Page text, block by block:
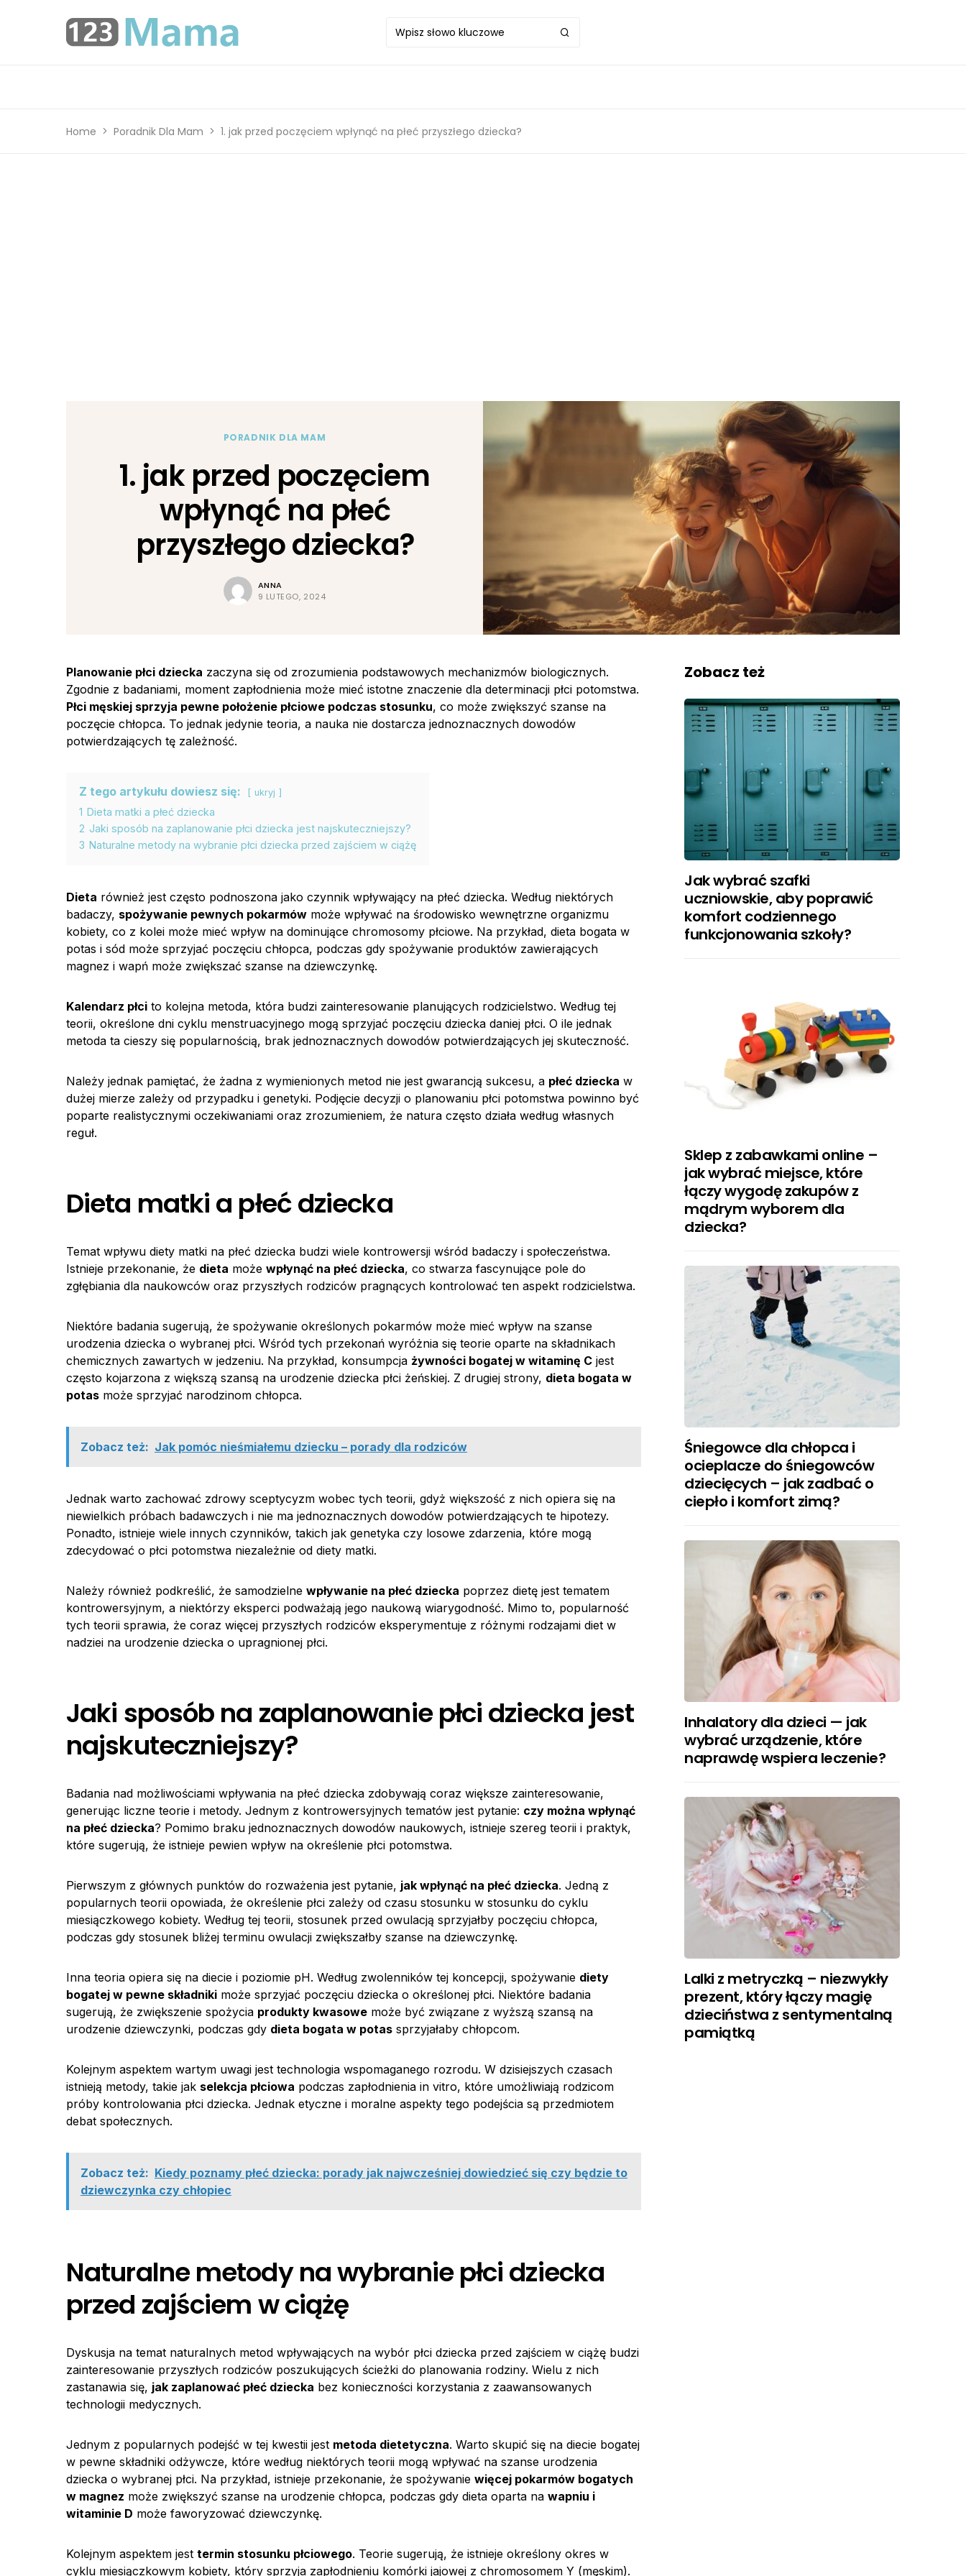
Home Poradnik Dla Mam 1. jak przed poczęciem wpłynąć na płeć przyszłego dziecka?
PORADNIK DLA MAM
1. jak przed poczęciem
wpłynąć na płeć
przyszłego dziecka?
ANNA
9 LUTEGO, 2024
Planowanie płci dziecka zaczyna się od zrozumienia podstawowych mechanizmów biologicznych.
Zgodnie z badaniami, moment zapłodnienia może mieć istotne znaczenie dla determinacji płci potomstwa.
Płci męskiej sprzyja pewne położenie płciowe podczas stosunku, co może zwiększyć szanse na
poczęcie chłopca. To jednak jedynie teoria, a nauka nie dostarcza jednoznacznych dowodów
potwierdzających tę zależność.
Z tego artykułu dowiesz się: ukryj
1 Dieta matki a płeć dziecka
2 Jaki sposób na zaplanowanie płci dziecka jest najskuteczniejszy?
3 Naturalne metody na wybranie płci dziecka przed zajściem w ciążę
Dieta również jest często podnoszona jako czynnik wpływający na płeć dziecka. Według niektórych
badaczy, spożywanie pewnych pokarmów może wpływać na środowisko wewnętrzne organizmu
kobiety, co z kolei może mieć wpływ na dominujące chromosomy płciowe. Na przykład, dieta bogata w
potas i sód może sprzyjać poczęciu chłopca, podczas gdy spożywanie produktów zawierających
magnez i wapń może zwiększać szanse na dziewczynkę.
Kalendarz płci to kolejna metoda, która budzi zainteresowanie planujących rodzicielstwo. Według tej
teorii, określone dni cyklu menstruacyjnego mogą sprzyjać poczęciu dziecka daniej płci. O ile jednak
metoda ta cieszy się popularnością, brak jednoznacznych dowodów potwierdzających jej skuteczność.
Należy jednak pamiętać, że żadna z wymienionych metod nie jest gwarancją sukcesu, a płeć dziecka w
dużej mierze zależy od przypadku i genetyki. Podjęcie decyzji o planowaniu płci potomstwa powinno być
poparte realistycznymi oczekiwaniami oraz zrozumieniem, że natura często działa według własnych
reguł.
Dieta matki a płeć dziecka
Temat wpływu diety matki na płeć dziecka budzi wiele kontrowersji wśród badaczy i społeczeństwa.
Istnieje przekonanie, że dieta może wpłynąć na płeć dziecka, co stwarza fascynujące pole do
zgłębiania dla naukowców oraz przyszłych rodziców pragnących kontrolować ten aspekt rodzicielstwa.
Niektóre badania sugerują, że spożywanie określonych pokarmów może mieć wpływ na szanse
urodzenia dziecka o wybranej płci. Wśród tych przekonań wyróżnia się teorie oparte na składnikach
chemicznych zawartych w jedzeniu. Na przykład, konsumpcja żywności bogatej w witaminę C jest
często kojarzona z większą szansą na urodzenie dziecka płci żeńskiej. Z drugiej strony, dieta bogata w
potas może sprzyjać narodzinom chłopca.
Zobacz też: Jak pomóc nieśmiałemu dziecku – porady dla rodziców
Jednak warto zachować zdrowy sceptycyzm wobec tych teorii, gdyż większość z nich opiera się na
niewielkich próbach badawczych i nie ma jednoznacznych dowodów potwierdzających te hipotezy.
Ponadto, istnieje wiele innych czynników, takich jak genetyka czy losowe zdarzenia, które mogą
zdecydować o płci potomstwa niezależnie od diety matki.
Należy również podkreślić, że samodzielne wpływanie na płeć dziecka poprzez dietę jest tematem
kontrowersyjnym, a niektórzy eksperci podważają jego naukową wiarygodność. Mimo to, popularność
tych teorii sprawia, że coraz więcej przyszłych rodziców eksperymentuje z różnymi rodzajami diet w
nadziei na urodzenie dziecka o upragnionej płci.
Jaki sposób na zaplanowanie płci dziecka jest
najskuteczniejszy?
Badania nad możliwościami wpływania na płeć dziecka zdobywają coraz większe zainteresowanie,
generując liczne teorie i metody. Jednym z kontrowersyjnych tematów jest pytanie: czy można wpłynąć
na płeć dziecka? Pomimo braku jednoznacznych dowodów naukowych, istnieje szereg teorii i praktyk,
które sugerują, że istnieje pewien wpływ na określenie płci potomstwa.
Pierwszym z głównych punktów do rozważenia jest pytanie, jak wpłynąć na płeć dziecka. Jedną z
popularnych teorii opowiada, że określenie płci zależy od czasu stosunku w stosunku do cyklu
miesiączkowego kobiety. Według tej teorii, stosunek przed owulacją sprzyjałby poczęciu chłopca,
podczas gdy stosunek bliżej terminu owulacji zwiększałby szanse na dziewczynkę.
Inna teoria opiera się na diecie i poziomie pH. Według zwolenników tej koncepcji, spożywanie diety
bogatej w pewne składniki może sprzyjać poczęciu dziecka o określonej płci. Niektóre badania
sugerują, że zwiększenie spożycia produkty kwasowe może być związane z wyższą szansą na
urodzenie dziewczynki, podczas gdy dieta bogata w potas sprzyjałaby chłopcom.
Kolejnym aspektem wartym uwagi jest technologia wspomaganego rozrodu. W dzisiejszych czasach
istnieją metody, takie jak selekcja płciowa podczas zapłodnienia in vitro, które umożliwiają rodzicom
próby kontrolowania płci dziecka. Jednak etyczne i moralne aspekty tego podejścia są przedmiotem
debat społecznych.
Zobacz też: Kiedy poznamy płeć dziecka: porady jak najwcześniej dowiedzieć się czy będzie to
dziewczynka czy chłopiec
Naturalne metody na wybranie płci dziecka
przed zajściem w ciążę
Dyskusja na temat naturalnych metod wpływających na wybór płci dziecka przed zajściem w ciążę budzi
zainteresowanie przyszłych rodziców poszukujących ścieżki do planowania rodziny. Wielu z nich
zastanawia się, jak zaplanować płeć dziecka bez konieczności korzystania z zaawansowanych
technologii medycznych.
Jednym z popularnych podejść w tej kwestii jest metoda dietetyczna. Warto skupić się na diecie bogatej
w pewne składniki odżywcze, które według niektórych teorii mogą wpływać na szanse urodzenia
dziecka o wybranej płci. Na przykład, istnieje przekonanie, że spożywanie więcej pokarmów bogatych
w magnez może zwiększyć szanse na urodzenie chłopca, podczas gdy dieta oparta na wapniu i
witaminie D może faworyzować dziewczynkę.
Kolejnym aspektem jest termin stosunku płciowego. Teorie sugerują, że istnieje określony okres w
cyklu miesiączkowym kobiety, który sprzyja zapłodnieniu komórki jajowej z chromosomem Y (męskim).
Zobacz też
Jak wybrać szafki
uczniowskie, aby poprawić
komfort codziennego
funkcjonowania szkoły?
Sklep z zabawkami online –
jak wybrać miejsce, które
łączy wygodę zakupów z
mądrym wyborem dla
dziecka?
Śniegowce dla chłopca i
ocieplacze do śniegowców
dziecięcych – jak zadbać o
ciepło i komfort zimą?
Inhalatory dla dzieci — jak
wybrać urządzenie, które
naprawdę wspiera leczenie?
Lalki z metryczką – niezwykły
prezent, który łączy magię
dzieciństwa z sentymentalną
pamiątką